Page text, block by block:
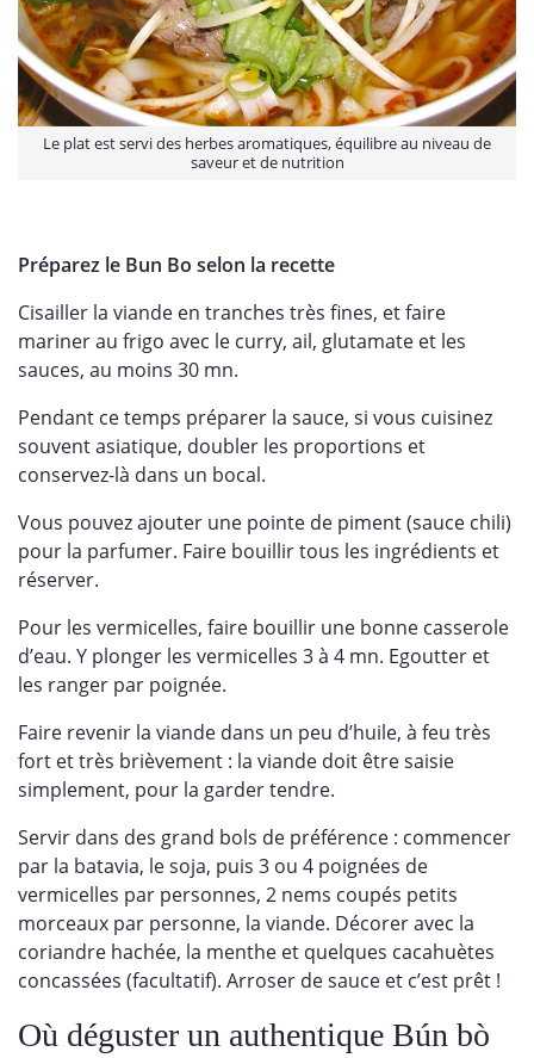
Le plat est servi des herbes aromatiques, équilibre au niveau de
saveur et de nutrition
Préparez le Bun Bo selon la recette
Cisailler la viande en tranches très fines, et faire
mariner au frigo avec le curry, ail, glutamate et les
sauces, au moins 30 mn.
Pendant ce temps préparer la sauce, si vous cuisinez
souvent asiatique, doubler les proportions et
conservez-là dans un bocal.
Vous pouvez ajouter une pointe de piment (sauce chili)
pour la parfumer. Faire bouillir tous les ingrédients et
réserver.
Pour les vermicelles, faire bouillir une bonne casserole
d’eau. Y plonger les vermicelles 3 à 4 mn. Egoutter et
les ranger par poignée.
Faire revenir la viande dans un peu d’huile, à feu très
fort et très brièvement : la viande doit être saisie
simplement, pour la garder tendre.
Servir dans des grand bols de préférence : commencer
par la batavia, le soja, puis 3 ou 4 poignées de
vermicelles par personnes, 2 nems coupés petits
morceaux par personne, la viande. Décorer avec la
coriandre hachée, la menthe et quelques cacahuètes
concassées (facultatif). Arroser de sauce et c’est prêt !
Où déguster un authentique Bún bò